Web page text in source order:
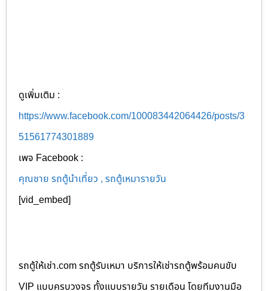
ดูเพิ่มเติม :
https://www.facebook.com/100083442064426/posts/3
51561774301889
เพจ Facebook :
คุณชาย รถตู้นำเที่ยว , รถตู้เหมารายวัน
[vid_embed]
รถตู้ให้เช่า.com รถตู้รับเหมา บริการให้เช่ารถตู้พร้อมคนขับ
VIP แบบครบวงจร ทั้งแบบรายวัน รายเดือน โดยทีมงานมือ